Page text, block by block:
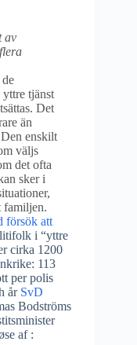
av
tjänst
Det
än
enskilt
väljs
det ofta
sker i
familjen.
försök att
i “yttre
cirka 1200
113
per polis
år SvD
Bodströms
af :